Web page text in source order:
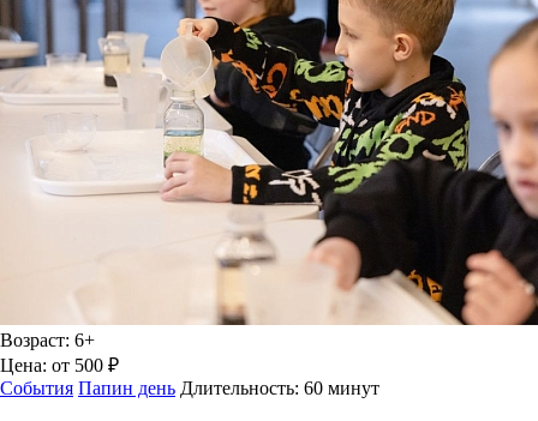
Возраст: 6+
Цена: от 500 ₽
События Папин день Длительность: 60 минут